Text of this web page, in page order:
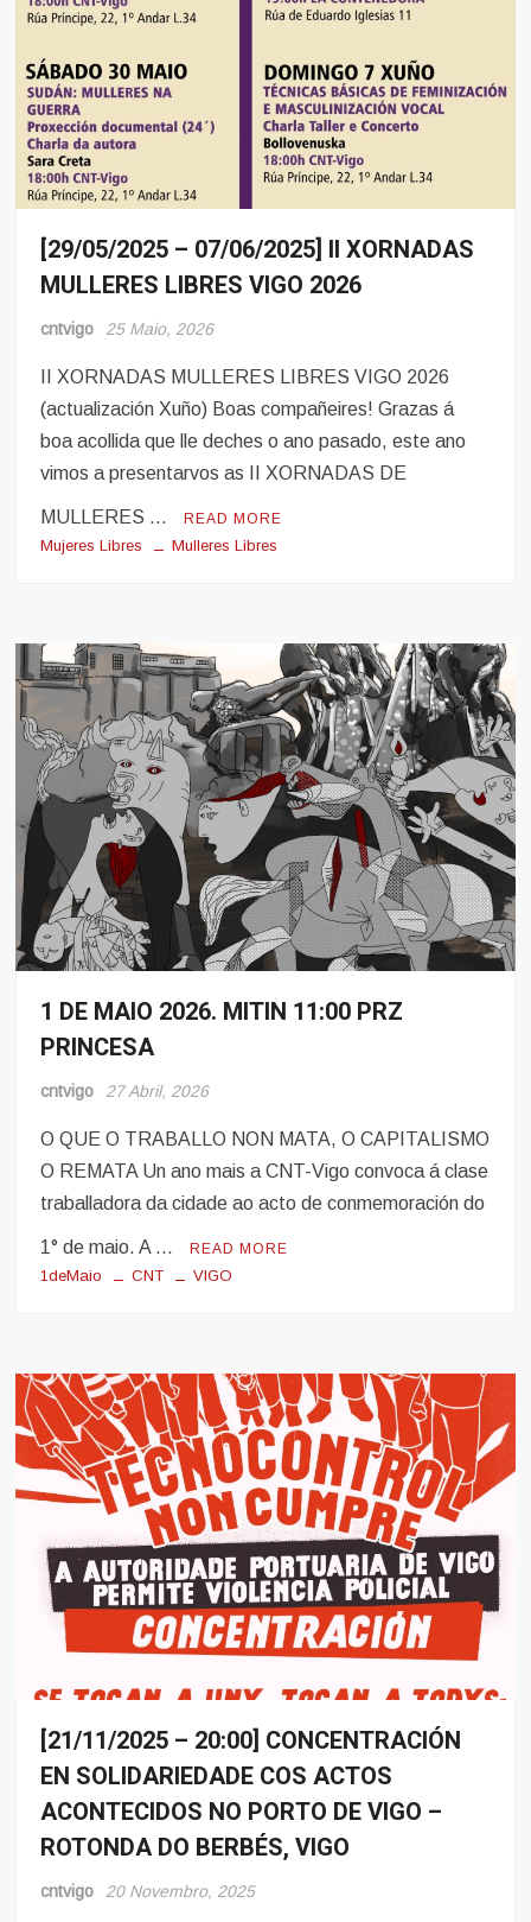
Eventos
[29/05/2025 – 07/06/2025] II XORNADAS
MULLERES LIBRES VIGO 2026
cntvigo 25 Maio, 2026
II XORNADAS MULLERES LIBRES VIGO 2026
(actualización Xuño) Boas compañeires! Grazas á
boa acollida que lle deches o ano pasado, este ano
vimos a presentarvos as II XORNADAS DE
MULLERES … READ MORE
Mujeres Libres Mulleres Libres
Eventos
Noticias
1 DE MAIO 2026. MITIN 11:00 PRZ
PRINCESA
cntvigo 27 Abril, 2026
O QUE O TRABALLO NON MATA, O CAPITALISMO
O REMATA Un ano mais a CNT-Vigo convoca á clase
traballadora da cidade ao acto de conmemoración do
1° de maio. A … READ MORE
1deMaio CNT VIGO
Conflito
Eventos
[21/11/2025 – 20:00] CONCENTRACIÓN
EN SOLIDARIEDADE COS ACTOS
ACONTECIDOS NO PORTO DE VIGO –
ROTONDA DO BERBÉS, VIGO
cntvigo 20 Novembro, 2025